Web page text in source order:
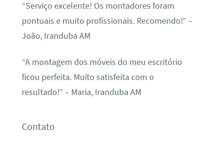
“Serviço excelente! Os montadores foram
pontuais e muito profissionais. Recomendo!” –
João, Iranduba AM
“A montagem dos móveis do meu escritório
ficou perfeita. Muito satisfeita com o
resultado!” – Maria, Iranduba AM
Contato